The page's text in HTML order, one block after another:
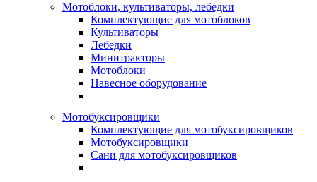
Мотоблоки, культиваторы, лебедки
Комплектующие для мотоблоков
Культиваторы
Лебедки
Минитракторы
Мотоблоки
Навесное оборудование
Мотобуксировщики
Комплектующие для мотобуксировщиков
Мотобуксировщики
Сани для мотобуксировщиков